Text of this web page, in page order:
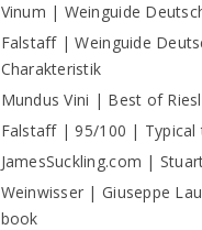
Vinum | Weinguide
Falstaff | Weinguide
Charakteristik
Mundus Vini | Best of
Falstaff | 95/100 | Typical
JamesSuckling.com |
Weinwisser | Giuseppe
book